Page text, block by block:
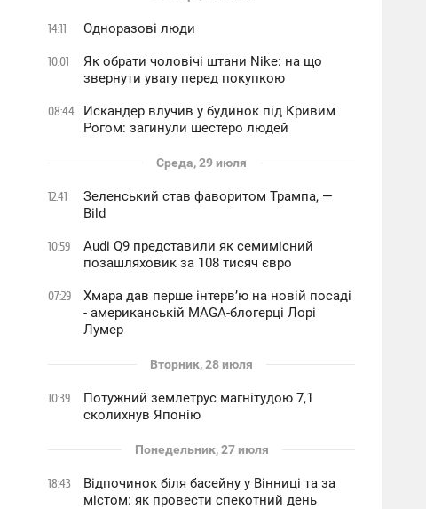
14:11 Одноразові люди
10:01
Як обрати чоловічі штани Nike: на що
звернути увагу перед покупкою
08:44
Искандер влучив у будинок під Кривим
Рогом: загинули шестеро людей
Среда, 29 июля
12:41
Зеленський став фаворитом Трампа, —
Bild
10:59
Audi Q9 представили як семимісний
позашляховик за 108 тисяч євро
07:29
Хмара дав перше інтервʼю на новій посаді
- американській MAGA-блогерці Лорі
Лумер
Вторник, 28 июля
10:39
Потужний землетрус магнітудою 7,1
сколихнув Японію
Понедельник, 27 июля
18:43
Відпочинок біля басейну у Вінниці та за
містом: як провести спекотний день